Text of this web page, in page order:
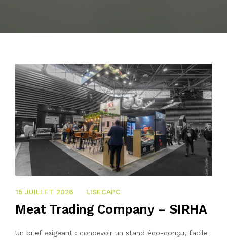
15 JUILLET 2026
15 JUILLET 2026 LISECAPC
Meat Trading Company – SIRHA
Un brief exigeant : concevoir un stand éco-conçu, facile